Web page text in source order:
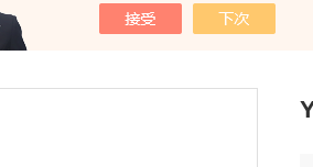
您的位置： 首页